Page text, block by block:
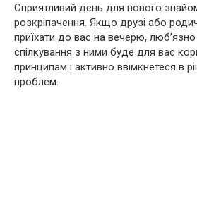
Сприятливий день для нового
розкріпачення. Якщо друзі або
приїхати до вас на вечерю,
спілкування з ними буде для вас
принципам і активно ввімкнетеся в
проблем.